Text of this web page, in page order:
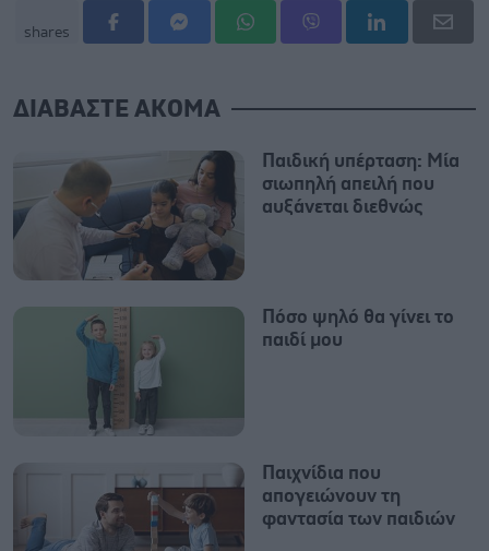
shares
ΔΙΑΒΑΣΤΕ ΑΚΟΜΑ
Παιδική υπέρταση: Μία
σιωπηλή απειλή που
αυξάνεται διεθνώς
Πόσο ψηλό θα γίνει το
παιδί μου
Παιχνίδια που
απογειώνουν τη
φαντασία των παιδιών